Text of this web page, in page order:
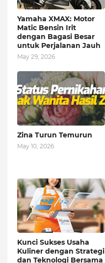
Yamaha XMAX: Motor
Matic Bensin Irit
dengan Bagasi Besar
untuk Perjalanan Jauh
May 29, 2026
Zina Turun Temurun
May 10, 2026
Kunci Sukses Usaha
Kuliner dengan Strategi
dan Teknologi Bersama